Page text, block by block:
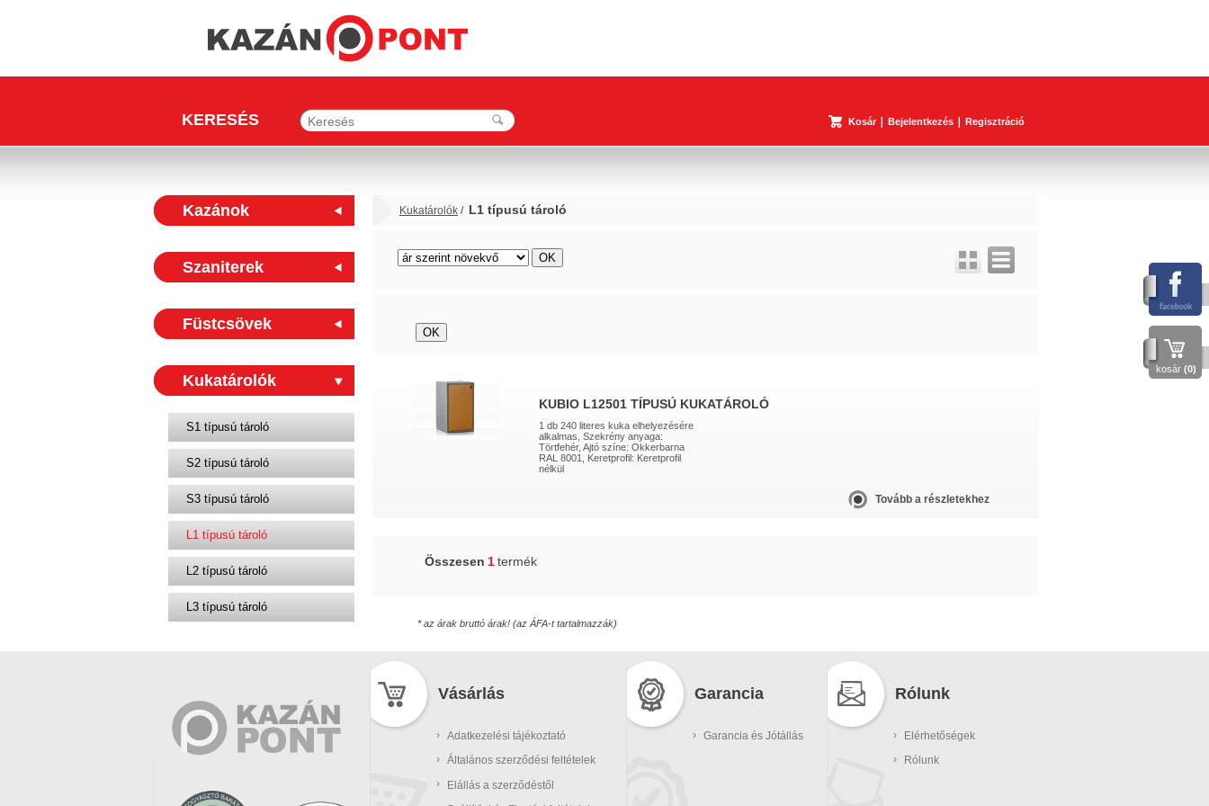
kosár (0)
KERESÉS Kosár Bejelentkezés Regisztráció
Kazánok
Szaniterek
Füstcsövek
Kukatárolók
S1 típusú tároló
S2 típusú tároló
S3 típusú tároló
L1 típusú tároló
L2 típusú tároló
L3 típusú tároló
Kukatárolók / L1 típusú tároló
rács lista
KUBIO L12501 TÍPUSÚ KUKATÁROLÓ
1 db 240 literes kuka elhelyezésére
alkalmas, Szekrény anyaga:
Törtfehér, Ajtó színe: Okkerbarna
RAL 8001, Keretprofil: Keretprofil
nélkül
Tovább a részletekhez
Összesen 1 termék
* az árak bruttó árak! (az ÁFA-t tartalmazzák)
Vásárlás
›
Adatkezelési tájékoztató
›
Általános szerződési feltételek
›
Elállás a szerződéstől
Garancia
› Garancia és Jótállás
Rólunk
›
Elérhetőségek
›
Rólunk